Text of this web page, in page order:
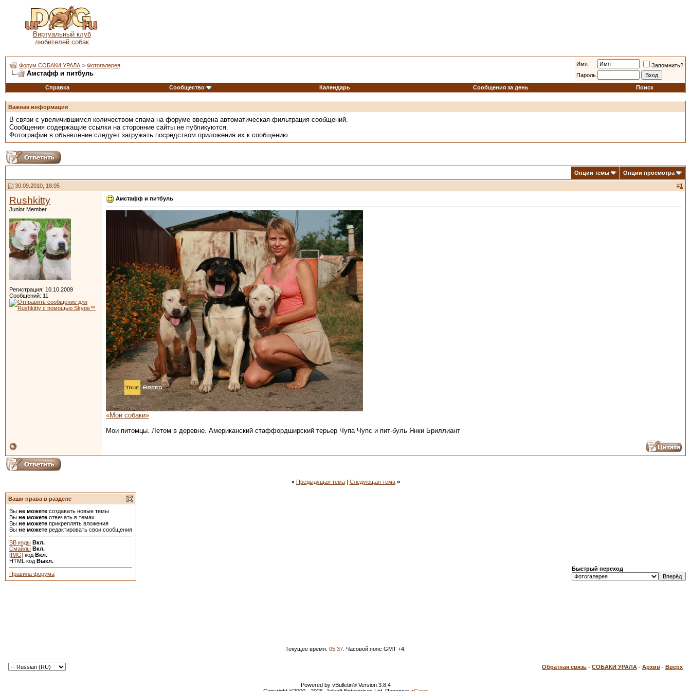
Виртуальный клуб
любителей собак
Форум СОБАКИ УРАЛА > Фотогалерея
Амстафф и питбуль
Имя
Запомнить?
Пароль
Справка
Сообщество Календарь Сообщения за день Поиск
Важная информация
В связи с увеличившимся количеством спама на форуме введена автоматическая фильтрация сообщений.
Сообщения содержащие ссылки на сторонние сайты не публикуются.
Фотографии в объявление следует загружать посредством приложения их к сообщению
Опции темы Опции просмотра
30.09.2010, 18:05 #1
Rushkitty
Junior Member
Регистрация: 10.10.2009
Сообщений: 11
Амстафф и питбуль
«Мои собаки»
Мои питомцы. Летом в деревне. Американский стаффордширский терьер Чупа Чупс и пит-буль Янки Бриллиант
« Предыдущая тема| Следующая тема »
Ваши права в разделе
Вы не можете создавать новые темы
Вы не можете отвечать в темах
Вы не можете прикреплять вложения
Вы не можете редактировать свои сообщения
BB коды Вкл.
Смайлы Вкл.
[IMG] код Вкл.
HTML код Выкл.
Правила форума
Быстрый переход
Текущее время: 05:37 . Часовой пояс GMT +4.
Обратная связь - СОБАКИ УРАЛА - Архив - Вверх
Powered by vBulletin® Version 3.8.4